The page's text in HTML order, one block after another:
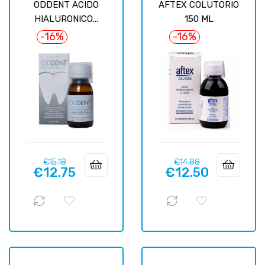
ODDENT ACIDO
HIALURONICO...
-16%
Regular
price
€15.18Price
€12.75
AFTEX COLUTORIO
150 ML
-16%
Regular
price
€14.88Price
€12.50